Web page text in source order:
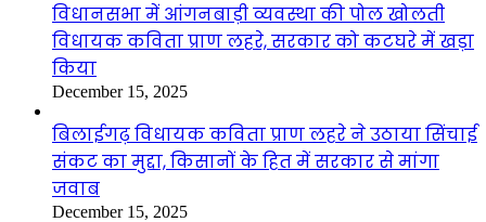
विधानसभा में आंगनबाड़ी व्यवस्था की पोल खोलती
विधायक कविता प्राण लहरे, सरकार को कटघरे में खड़ा
किया
December 15, 2025
बिलाईगढ़ विधायक कविता प्राण लहरे ने उठाया सिंचाई
संकट का मुद्दा, किसानों के हित में सरकार से मांगा
जवाब
December 15, 2025